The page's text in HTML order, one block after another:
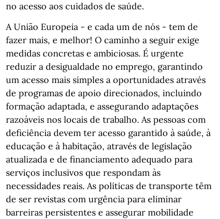
no acesso aos cuidados de saúde.
A União Europeia - e cada um de nós - tem de
fazer mais, e melhor! O caminho a seguir exige
medidas concretas e ambiciosas. É urgente
reduzir a desigualdade no emprego, garantindo
um acesso mais simples a oportunidades através
de programas de apoio direcionados, incluindo
formação adaptada, e assegurando adaptações
razoáveis nos locais de trabalho. As pessoas com
deficiência devem ter acesso garantido à saúde, à
educação e à habitação, através de legislação
atualizada e de financiamento adequado para
serviços inclusivos que respondam às
necessidades reais. As políticas de transporte têm
de ser revistas com urgência para eliminar
barreiras persistentes e assegurar mobilidade